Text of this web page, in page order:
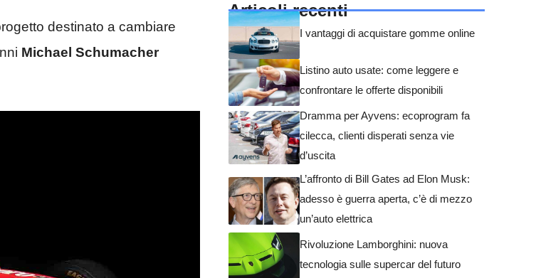
destinato a cambiare
Michael Schumacher
Articoli recenti
I vantaggi di acquistare gomme online
Listino auto usate: come leggere e
confrontare le offerte disponibili
Dramma per Ayvens: ecoprogram fa
cilecca, clienti disperati senza vie
d’uscita
L’affronto di Bill Gates ad Elon Musk:
adesso è guerra aperta, c’è di mezzo
un’auto elettrica
Rivoluzione Lamborghini: nuova
tecnologia sulle supercar del futuro